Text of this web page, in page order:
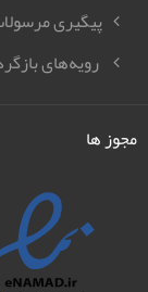
پیگیری
رویه‌های
مجوز ها